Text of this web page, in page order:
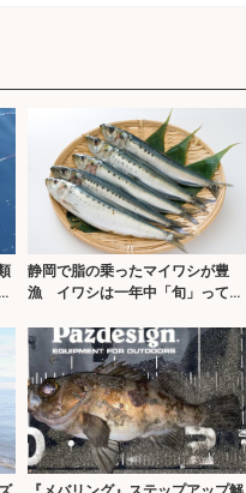
静岡で脂の乗ったマイワシが豊
漁 イワシは一年中「旬」ってホ